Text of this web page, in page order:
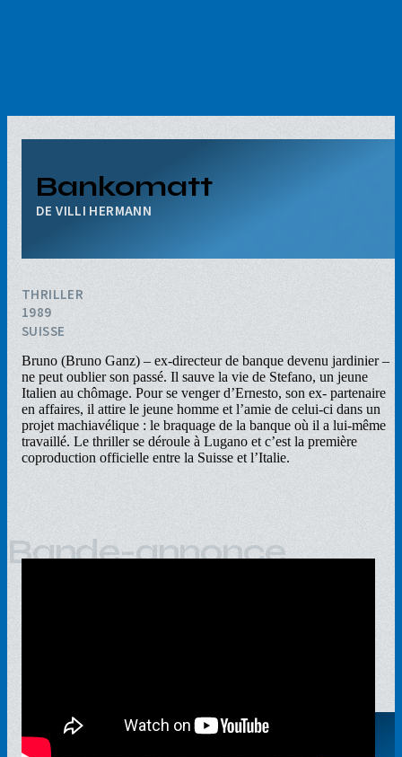
Bankomatt
VILLI HERMANN
THRILLER
1989
SUISSE
Bruno (Bruno Ganz) – ex-directeur de banque devenu jardinier –
ne peut oublier son passé. Il sauve la vie de Stefano, un jeune
Italien au chômage. Pour se venger d’Ernesto, son ex- partenaire
en affaires, il attire le jeune homme et l’amie de celui-ci dans un
projet machiavélique : le braquage de la banque où il a lui-même
travaillé. Le thriller se déroule à Lugano et c’est la première
coproduction officielle entre la Suisse et l’Italie.
Bande-annonce